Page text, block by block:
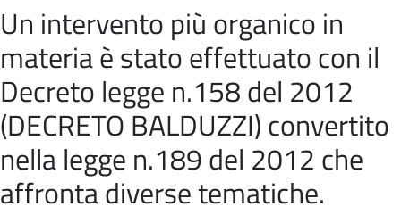
Un intervento più organico in
materia è stato effettuato con il
Decreto legge n.158 del 2012
(DECRETO BALDUZZI) convertito
nellalegge n.189 del 2012 che
affronta diverse tematiche.